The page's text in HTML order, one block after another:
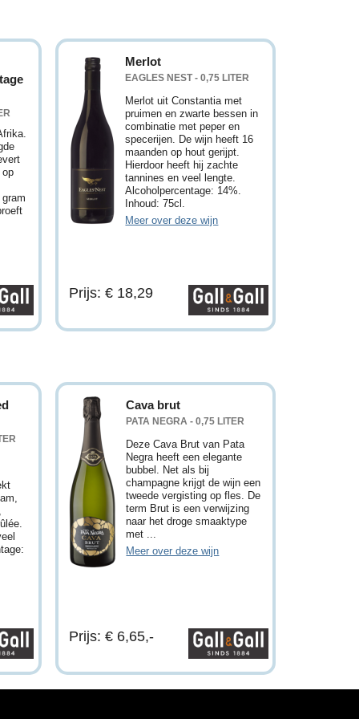
Merlot
EAGLES NEST - 0,75 LITER
Merlot uit Constantia met
pruimen en zwarte bessen in
combinatie met peper en
specerijen. De wijn heeft 16
maanden op hout gerijpt.
Hierdoor heeft hij zachte
tannines en veel lengte.
Alcoholpercentage: 14%.
Inhoud: 75cl.
Meer over deze wijn
Prijs: € 18,29
Cava brut
PATA NEGRA - 0,75 LITER
Deze Cava Brut van Pata
Negra heeft een elegante
bubbel. Net als bij
champagne krijgt de wijn een
tweede vergisting op fles. De
term Brut is een verwijzing
naar het droge smaaktype
met ...
Meer over deze wijn
Prijs: € 6,65,-